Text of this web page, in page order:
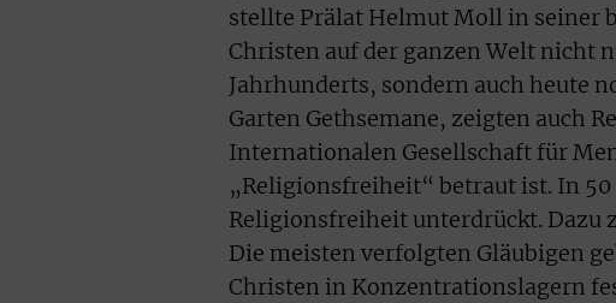
stellte Prälat Helmut Moll in seiner
Christen auf der ganzen Welt nicht
Jahrhunderts, sondern auch heute
Garten Gethsemane, zeigten auch
Internationalen Gesellschaft für
„Religionsfreiheit“ betraut ist. In
Religionsfreiheit unterdrückt. Dazu
Die meisten verfolgten Gläubigen
Christen in Konzentrationslagern